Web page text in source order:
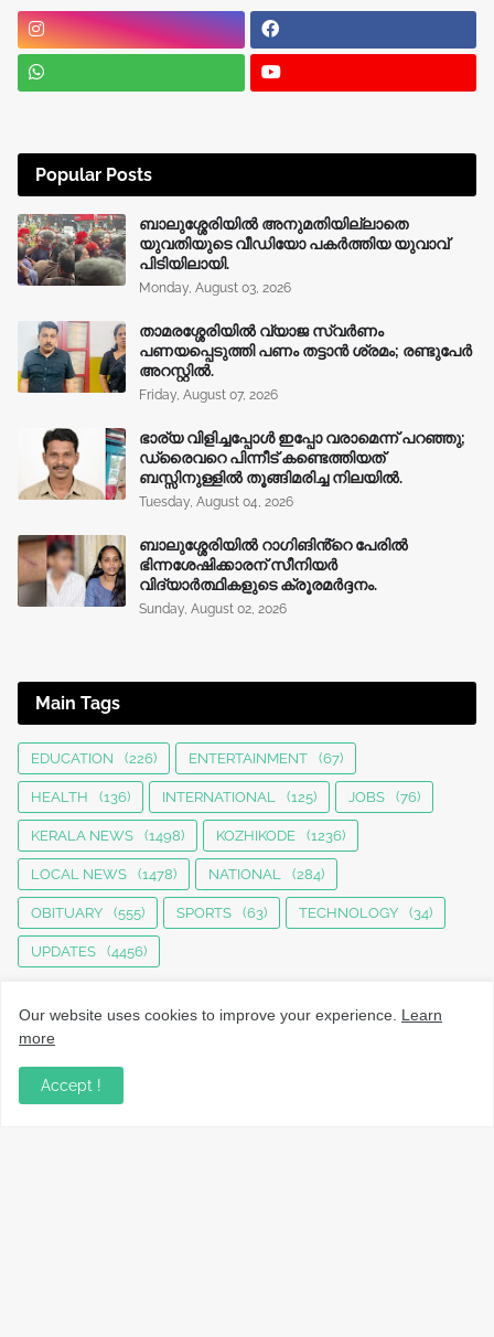
Popular Posts
ബാലുശ്ശേരിയിൽ അനുമതിയില്ലാതെ
യുവതിയുടെ വീഡിയോ പകർത്തിയ യുവാവ്
പിടിയിലായി.
Monday, August 03, 2026
താമരശ്ശേരിയിൽ വ്യാജ സ്വർണം
പണയപ്പെടുത്തി പണം തട്ടാൻ ശ്രമം; രണ്ടുപേർ
അറസ്റ്റിൽ.
Friday, August 07, 2026
ഭാര്യ വിളിച്ചപ്പോള്‍ ഇപ്പോ വരാമെന്ന് പറഞ്ഞു;
ഡ്രൈവറെ പിന്നീട് കണ്ടെത്തിയത്
ബസ്സിനുള്ളില്‍ തൂങ്ങിമരിച്ച നിലയിൽ.
Tuesday, August 04, 2026
ബാലുശ്ശേരിയിൽ റാഗിങിൻ്റെ പേരിൽ
ഭിന്നശേഷിക്കാരന് സീനിയർ
വിദ്യാർത്ഥികളുടെ ക്രൂരമര്‍ദ്ദനം.
Sunday, August 02, 2026
Main Tags
EDUCATION (226) ENTERTAINMENT (67)
HEALTH (136) INTERNATIONAL (125) JOBS (76)
KERALA NEWS (1498) KOZHIKODE (1236)
LOCAL NEWS (1478) NATIONAL (284)
OBITUARY (555) SPORTS (63) TECHNOLOGY (34)
UPDATES (4456)
നാട്ടുവാർത്തകൾ, തൊഴിൽ, വിദ്യാഭ്യാസം, വാണിജ്യം,
Our website uses cookies to improve your experience. Learn
more
Accept !